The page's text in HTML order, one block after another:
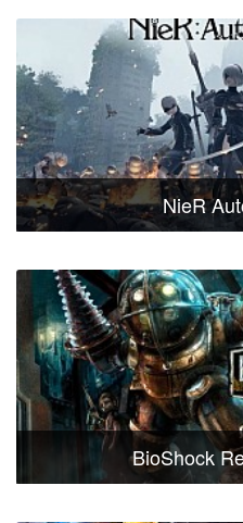
NieR
BioShock